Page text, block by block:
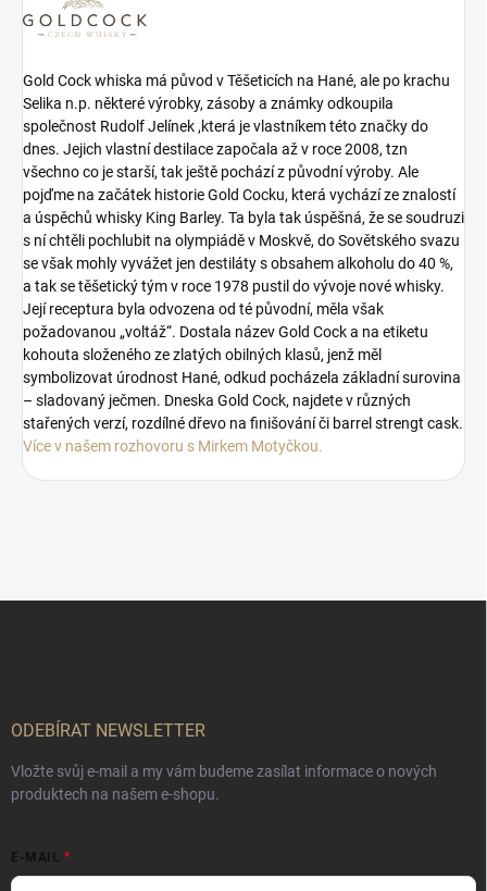
Gold Cock whiska má původ v Těšeticích na Hané, ale po krachu
Selika n.p. některé výrobky, zásoby a známky odkoupila
společnost Rudolf Jelínek ,která je vlastníkem této značky do
dnes. Jejich vlastní destilace započala až v roce 2008, tzn
všechno co je starší, tak ještě pochází z původní výroby. Ale
pojďme na začátek historie Gold Cocku, která vychází ze znalostí
a úspěchů whisky King Barley. Ta byla tak úspěšná, že se soudruzi
s ní chtěli pochlubit na olympiádě v Moskvě, do Sovětského svazu
se však mohly vyvážet jen destiláty s obsahem alkoholu do 40 %,
a tak se těšetický tým v roce 1978 pustil do vývoje nové whisky.
Její receptura byla odvozena od té původní, měla však
požadovanou „voltáž“. Dostala název Gold Cock a na etiketu
kohouta složeného ze zlatých obilných klasů, jenž měl
symbolizovat úrodnost Hané, odkud pocházela základní surovina
– sladovaný ječmen. Dneska Gold Cock, najdete v různých
stařených verzí, rozdílné dřevo na finišování či barrel strengt cask.
Více v našem rozhovoru s Mirkem Motyčkou.
ODEBÍRAT NEWSLETTER
Vložte svůj e-mail a my vám budeme zasílat informace o nových
produktech na našem e-shopu.
E-MAIL